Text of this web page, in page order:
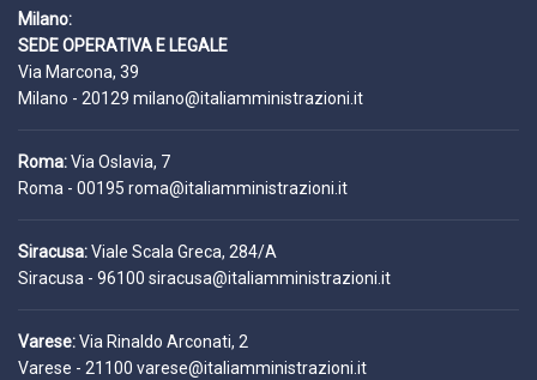
Milano:
SEDE OPERATIVA E LEGALE
Via Marcona, 39
Milano - 20129 milano@italiamministrazioni.it
Roma:Via Oslavia, 7
Roma - 00195 roma@italiamministrazioni.it
Siracusa:Viale Scala Greca, 284/A
Siracusa - 96100 siracusa@italiamministrazioni.it
Varese:Via Rinaldo Arconati, 2
Varese - 21100 varese@italiamministrazioni.it